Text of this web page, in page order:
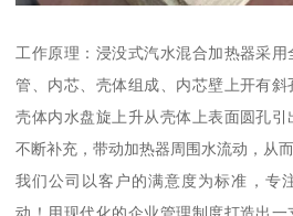
工作原理：浸没式汽水混合加热器采
管、内芯、壳体组成、内芯壁上开有
壳体内水盘旋上升从壳体上表面圆孔
不断补充，带动加热器周围水流动，从
我们公司以客户的满意度为标准，专